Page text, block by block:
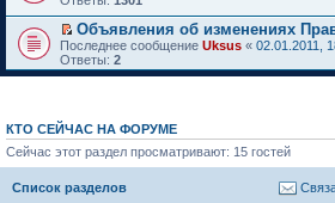
о
о
б
щ
е
н
н
о
м
у
с
о
щ
е
н
и
р
о
ч
и
т
а
о
м
у
с
о
у
н
е
п
р
о
т
а
н
н
м
р
в
о
м
у
н
о
ч
а
и
к
п
е
р
в
у
н
е
п
о
е
й
т
и
р
в
о
м
у
н
П
е
р
и
к
п
е
р
Объявления об изменениях
Последнее сообщение Uksus « 02.01.2011,
Ответы: 2
КТО СЕЙЧАС НА ФОРУМЕ
Сейчас этот раздел просматривают: 15 гостей
Список разделов